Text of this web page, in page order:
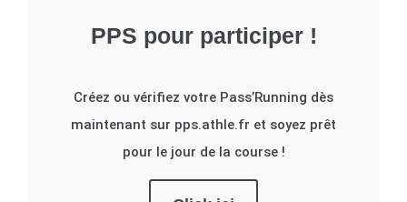
PPS pour participer !
Créez ou vérifiez votre Pass’Running dès
maintenant sur pps.athle.fr et soyez prêt
pour le jour de la course !